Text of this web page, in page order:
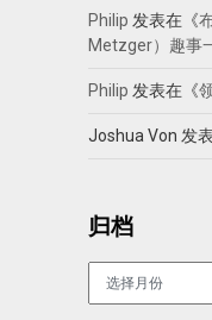
Philip 发表在《
Metzger）趣事
Philip 发表在《
Joshua Von 发
归档